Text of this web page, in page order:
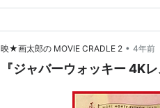
き、イギリス映画らしい、抑えた
映★画太郎の MOVIE CRADLE 2 • 4年前
『ジャバーウォッキー 4Kレ